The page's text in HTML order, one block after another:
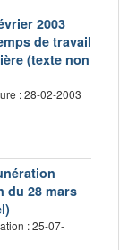
2003
de travail
(texte non
: 28-02-2003
du 28 mars
: 25-07-